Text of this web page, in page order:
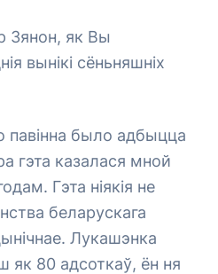
Зянон, як Вы
вынікі сёньняшніх
павінна было адбыцца
гэта казалася мной
Гэта ніякія не
беларускага
Лукашэнка
як 80 адсоткаў, ён ня